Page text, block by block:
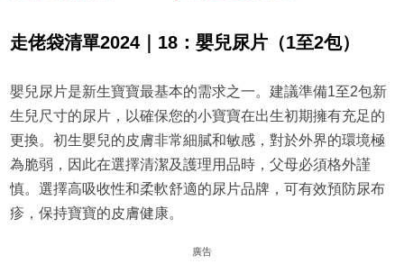
走佬袋清單2024｜18：嬰兒尿片（1至2包）
嬰兒尿片是新生寶寶最基本的需求之一。建議準備1至2包新
生兒尺寸的尿片，以確保您的小寶寶在出生初期擁有充足的
更換。初生嬰兒的皮膚非常細膩和敏感，對於外界的環境極
為脆弱，因此在選擇清潔及護理用品時，父母必須格外謹
慎。選擇高吸收性和柔軟舒適的尿片品牌，可有效預防尿布
疹，保持寶寶的皮膚健康。
廣告